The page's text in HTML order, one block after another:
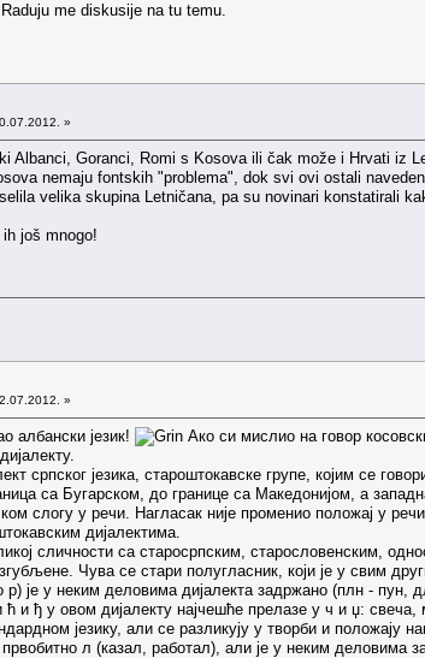
Raduju me diskusije na tu temu.
»
Albanci, Goranci, Romi s Kosova ili čak može i Hrvati iz
nemaju fontskih "problema", dok svi ovi ostali
velika skupina Letničana, pa su novinari konstatirali
još mnogo!
»
албански језик!
Ако си мислио на говор
српског језика, староштокавске групе, којим се
са Бугарском, до границе са Македонијом, а
слогу у речи. Нагласак није променио положај у
дијалектима.
сличности са старосрпским, старословенским,
Чува се стари полугласник, који је у свим
р) је у неким деловима дијалекта задржано (плн -
и ђ у овом дијалекту најчешће прелазе у ч и џ: свеча,
језику, али се разликују у творби и
л (казал, работал), али је у неким деловима